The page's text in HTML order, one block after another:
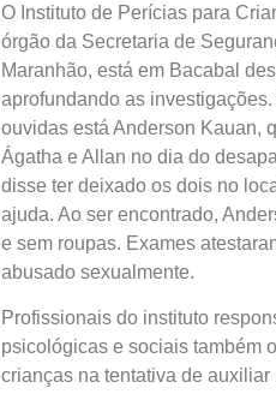
O Instituto de Perícias para
órgão da Secretaria de
Maranhão, está em Bacabal
aprofundando as
ouvidas está Anderson Kauan,
Ágatha e Allan no dia do
disse ter deixado os dois no
ajuda. Ao ser encontrado,
e sem roupas. Exames
abusado sexualmente.
Profissionais do instituto
psicológicas e sociais também
crianças na tentativa de auxiliar